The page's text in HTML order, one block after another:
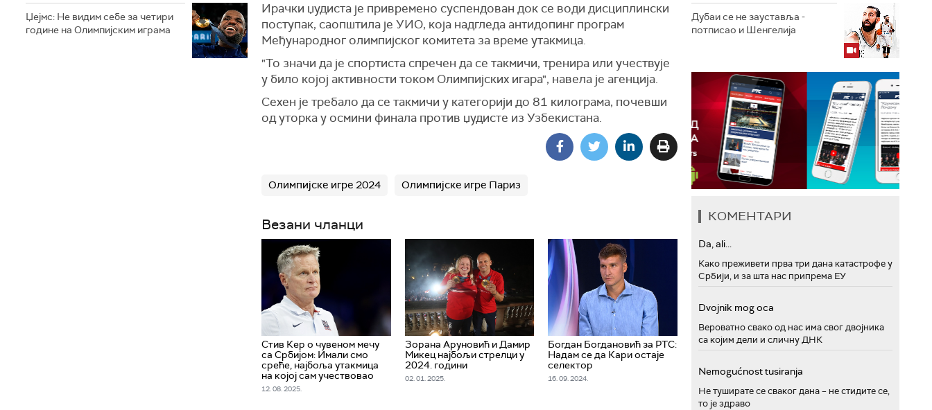
Џејмс: Не видим себе за четири
године на Олимпијским играма
Ирачки џудиста је привремено суспендован док се води дисциплински
поступак, саопштила је УИО, која надгледа антидопинг програм
Међународног олимпијског комитета за време утакмица.
"То значи да је спортиста спречен да се такмичи, тренира или учествује
у било којој активности током Олимпијских игара", навела је агенција.
Сехен је требало да се такмичи у категорији до 81 килограма, почевши
од уторка у осмини финала против џудисте из Узбекистана.
Олимпијске игре 2024 Олимпијске игре Париз
Везани чланци
Стив Кер о чувеном мечу
са Србијом: Имали смо
среће, најбоља утакмица
на којој сам учествовао
12. 08. 2025.
Зорана Аруновић и Дамир
Микец најбољи стрелци у
2024. години
02. 01. 2025.
Богдан Богдановић за РТС:
Надам се да Кари остаје
селектор
16. 09. 2024.
Дубаи се не зауставља -
потписао и Шенгелија
КОМЕНТАРИ
Da, ali...
Како преживети прва три дана катастрофе у
Србији, и за шта нас припрема ЕУ
Dvojnik mog oca
Вероватно свако од нас има свог двојника
са којим дели и сличну ДНК
Nemogućnost tusiranja
Не туширате се сваког дана – не стидите се,
то је здраво